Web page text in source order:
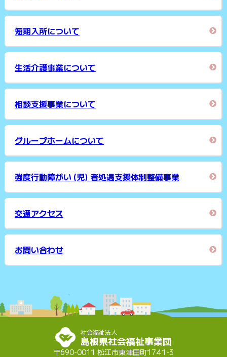
短期入所について
生活介護事業について
相談支援事業について
グループホームについて
強度行動障がい (児) 者処遇支援体制整備事業
交通アクセス
お問い合わせ
社会福祉法人
島根県社会福祉事業団
〒690-0011 松江市東津田町1741-3